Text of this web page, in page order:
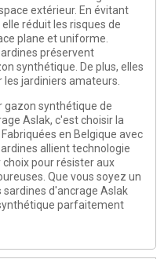
extérieur. En évitant
réduit les risques de
plane et uniforme.
préservent
synthétique. De plus, elles
jardiniers amateurs.
gazon synthétique de
Aslak, c'est choisir la
en Belgique avec
allient technologie
pour résister aux
Que vous soyez un
d'ancrage Aslak
parfaitement